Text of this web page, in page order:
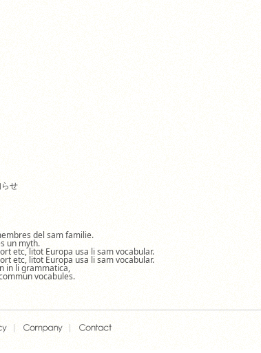
せ
del sam familie.
un myth.
etc, litot Europa usa li sam vocabular.
etc, litot Europa usa li sam vocabular.
in li grammatica,
vocabules.